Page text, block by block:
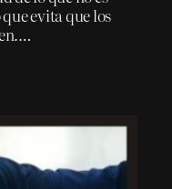
evita que los